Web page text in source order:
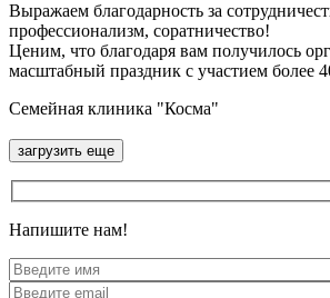
Выражаем благодарность за
профессионализм, соратничество!
Ценим, что благодаря вам получилось
масштабный праздник с участием более
Семейная клиника "Косма"
загрузить ещe
Напишите нам!